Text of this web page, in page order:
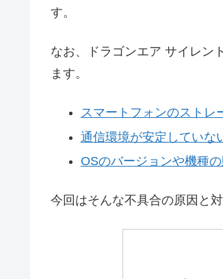
す。
なお、ドラゴンエア サイレン
ます。
スマートフォンのストレ
通信環境が安定していな
OSのバージョンや機種
今回はそんな不具合の原因と